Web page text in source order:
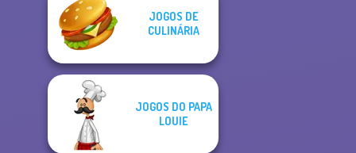
JOGOS DE
CULINÁRIA
JOGOS DO PAPA
LOUIE